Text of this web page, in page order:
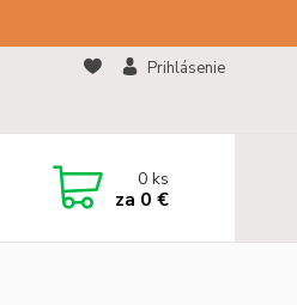
Prihlásenie
0ks
za 0 €